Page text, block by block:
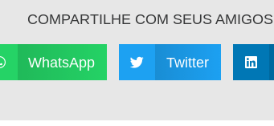
COMPARTILHE COM SEUS AMIGOS
WhatsApp Twitter